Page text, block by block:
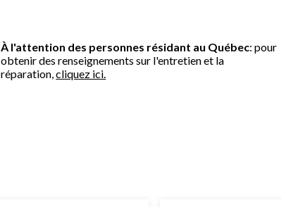
À l'attention des personnes résidant au Québec: pour
obtenir des renseignements sur l'entretien et la
réparation,cliquez ici.